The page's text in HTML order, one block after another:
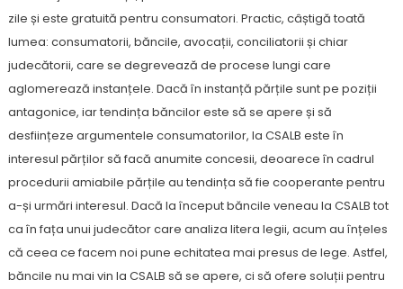
zile și este gratuită pentru consumatori. Practic, câștigă toată
lumea: consumatorii, băncile, avocații, conciliatorii și chiar
judecătorii, care se degrevează de procese lungi care
aglomerează instanțele. Dacă în instanță părțile sunt pe poziții
antagonice, iar tendința băncilor este să se apere și să
desființeze argumentele consumatorilor, la CSALB este în
interesul părților să facă anumite concesii, deoarece în cadrul
procedurii amiabile părțile au tendința să fie cooperante pentru
a-și urmări interesul. Dacă la început băncile veneau la CSALB tot
ca în fața unui judecător care analiza litera legii, acum au înțeles
că ceea ce facem noi pune echitatea mai presus de lege. Astfel,
băncile nu mai vin la CSALB să se apere, ci să ofere soluții pentru